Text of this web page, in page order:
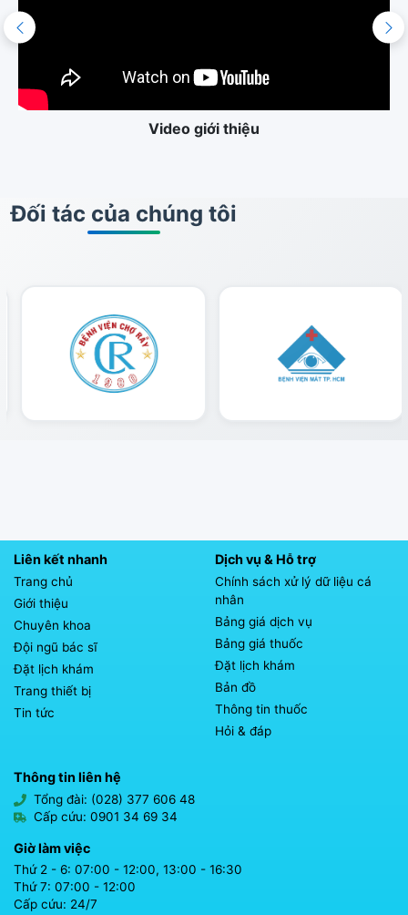
Video giới thiệu
Đối tác của chúng tôi
Liên kết nhanh
Trang chủ
Giới thiệu
Chuyên khoa
Đội ngũ bác sĩ
Đặt lịch khám
Trang thiết bị
Tin tức
Dịch vụ & Hỗ trợ
Chính sách xử lý dữ liệu cá
nhân
Bảng giá dịch vụ
Bảng giá thuốc
Đặt lịch khám
Bản đồ
Thông tin thuốc
Hỏi & đáp
Thông tin liên hệ
Tổng đài: (028) 377 606 48
Cấp cứu: 0901 34 69 34
Giờ làm việc
Thứ 2 - 6: 07:00 - 12:00, 13:00 - 16:30
Thứ 7: 07:00 - 12:00
Cấp cứu: 24/7